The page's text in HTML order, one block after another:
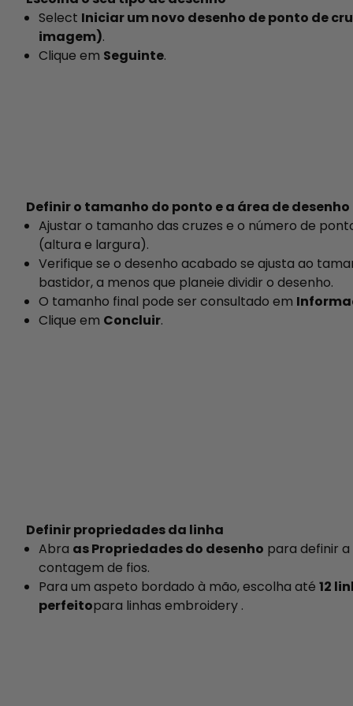
Select Iniciar um novo desenho de ponto de
imagem).
Clique em Seguinte.
Definir o tamanho do ponto e a área de desenho
Ajustar o tamanho das cruzes e o número de
(altura e largura).
Verifique se o desenho acabado se ajusta ao
bastidor, a menos que planeie dividir o desenho.
O tamanho final pode ser consultado em
Clique em Concluir.
Definir propriedades da linha
Abra as Propriedades do desenho para definir a
contagem de fios.
Para um aspeto bordado à mão, escolha até 12
perfeitopara linhas embroidery .